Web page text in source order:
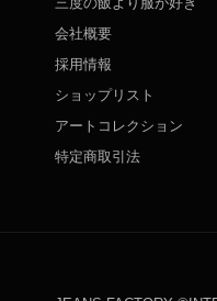
会社概要
採用情報
ショップリスト
アートコレクション
特定商取引法